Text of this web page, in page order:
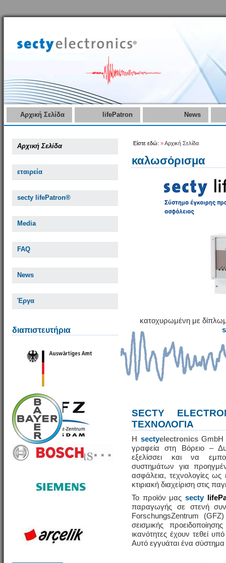
Αρχική Σελίδα lifePatron News
Αρχική Σελίδα
εταιρεία
secty lifePatron®
Media
FAQ
News
Έργα
διαπιστευτήρια
Είστε εδώ: »Αρχική Σελίδα
καλωσόρισμα
κατοχυρωμένη με
SECTY
ΤΕΧΝΟΛΟΓΙΑ
Η sectyelectronicsGmbH
γραφεία στη Βόρειο –
εξελίσσει και να
συστημάτων για
ασφάλεια, τεχνολογίες
κτιριακή διαχείριση στις
Το προϊόν μας secty
παραγωγής σε στενή
ForschungsZentrum
σεισμικής
ικανότητες έχουν τεθεί
Αυτό εγγυάται ένα